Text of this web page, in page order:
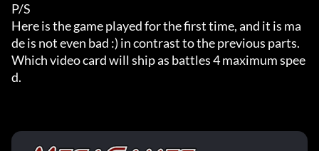
P/S
Here is the game played for the first time, and it is ma
de is not even bad :) in contrast to the previous parts.
Which video card will ship as battles 4 maximum spee
d.